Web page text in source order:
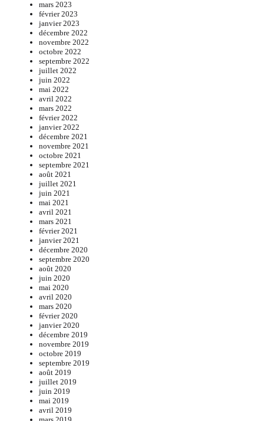
mars 2023
février 2023
janvier 2023
décembre 2022
novembre 2022
octobre 2022
septembre 2022
juillet 2022
juin 2022
mai 2022
avril 2022
mars 2022
février 2022
janvier 2022
décembre 2021
novembre 2021
octobre 2021
septembre 2021
août 2021
juillet 2021
juin 2021
mai 2021
avril 2021
mars 2021
février 2021
janvier 2021
décembre 2020
septembre 2020
août 2020
juin 2020
mai 2020
avril 2020
mars 2020
février 2020
janvier 2020
décembre 2019
novembre 2019
octobre 2019
septembre 2019
août 2019
juillet 2019
juin 2019
mai 2019
avril 2019